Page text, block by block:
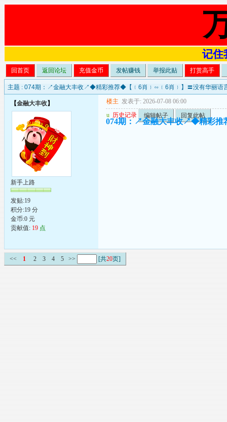
记住
回首页 返回论坛 充值金币 发帖赚钱 举报此贴 打赏高手
主题 : 074期：↗金融大丰收↗◆精彩推荐◆【﹛6肖﹜∽﹛6肖﹜】〓没有华丽语
【金融大丰收】
新手上路
发贴:19
积分:19 分
金币:0 元
贡献值: 19 点
楼主 发表于: 2026-07-08 06:00
u 历史记录 编辑帖子 回复此帖
074期：↗金融大丰收↗◆精彩推
<< 1 2 3 4 5 >> [共20页]